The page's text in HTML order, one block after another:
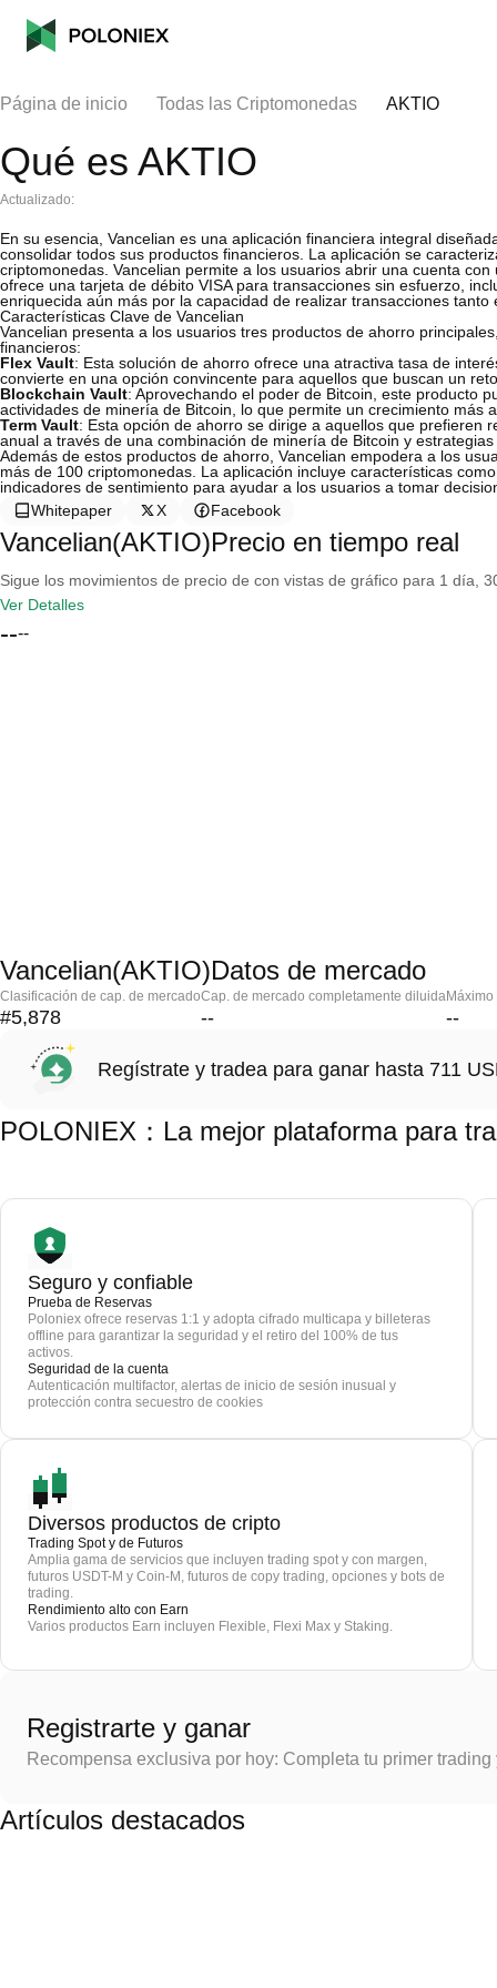
Página de inicio Todas las Criptomonedas AKTIO
Qué es AKTIO
Actualizado:
En su esencia, Vancelian es una aplicación financiera integral
consolidar todos sus productos financieros. La aplicación se
criptomonedas. Vancelian permite a los usuarios abrir una cuenta
ofrece una tarjeta de débito VISA para transacciones sin esfuerzo,
enriquecida aún más por la capacidad de realizar transacciones
Características Clave de Vancelian
Vancelian presenta a los usuarios tres productos de ahorro
financieros:
Flex Vault: Esta solución de ahorro ofrece una atractiva tasa de
convierte en una opción convincente para aquellos que buscan un
Blockchain Vault: Aprovechando el poder de Bitcoin, este producto
actividades de minería de Bitcoin, lo que permite un crecimiento más
Term Vault: Esta opción de ahorro se dirige a aquellos que prefieren
anual a través de una combinación de minería de Bitcoin y
Además de estos productos de ahorro, Vancelian empodera a los
más de 100 criptomonedas. La aplicación incluye características
indicadores de sentimiento para ayudar a los usuarios a tomar
Whitepaper
X Facebook
Vancelian(AKTIO)Precio en tiempo real
Sigue los movimientos de precio de con vistas de gráfico para 1 día,
Ver Detalles
----
Vancelian(AKTIO)Datos de mercado
Clasificación de cap. de mercado
#5,878
Cap. de mercado completamente diluida
-- --
Regístrate y tradea para ganar hasta 711
POLONIEX：La mejor plataforma para
Seguro y confiable
Prueba de Reservas
Poloniex ofrece reservas 1:1 y adopta cifrado multicapa y billeteras
offline para garantizar la seguridad y el retiro del 100% de tus
activos.
Seguridad de la cuenta
Autenticación multifactor, alertas de inicio de sesión inusual y
protección contra secuestro de cookies
Diversos productos de cripto
Trading Spot y de Futuros
Amplia gama de servicios que incluyen trading spot y con margen,
futuros USDT-M y Coin-M, futuros de copy trading, opciones y bots de
trading.
Rendimiento alto con Earn
Varios productos Earn incluyen Flexible, Flexi Max y Staking.
Registrarte y ganar
Recompensa exclusiva por hoy: Completa tu primer
Artículos destacados